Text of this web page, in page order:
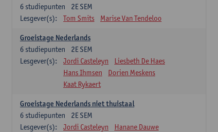
2E SEM
6 studiepunten
Lesgever(s):
Tom Smits Marise Van Tendeloo
Groeistage Nederlands
2E SEM
6 studiepunten
Lesgever(s):
Jordi Casteleyn
Liesbeth De Haes
Hans Ihmsen
Dorien Meskens
Kaat Rykaert
Groeistage Nederlands niet thuistaal
2E SEM
6 studiepunten
Lesgever(s):
Jordi Casteleyn
Hanane Dauwe